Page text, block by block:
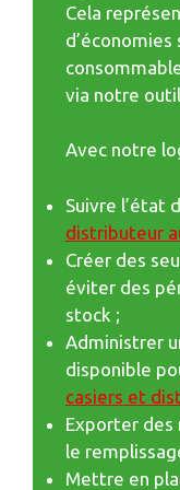
Cela
via notre
Avec notre
Suivre l’état
distributeur
Créer des
éviter des
stock ;
Administrer
disponible
casiers et
Exporter des
le
Mettre en